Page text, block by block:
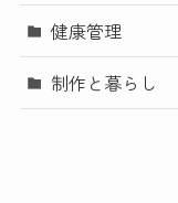
健康管理
制作と暮らし